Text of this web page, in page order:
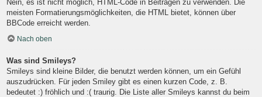
Nein, es ist nicht möglich, HTML-Code in Beiträgen zu verwenden. Die
meisten Formatierungsmöglichkeiten, die HTML bietet, können über
BBCode erreicht werden.
Nach oben
Was sind Smileys?
Smileys sind kleine Bilder, die benutzt werden können, um ein Gefühl
auszudrücken. Für jeden Smiley gibt es einen kurzen Code, z. B.
bedeutet :) fröhlich und :( traurig. Die Liste aller Smileys kannst du beim